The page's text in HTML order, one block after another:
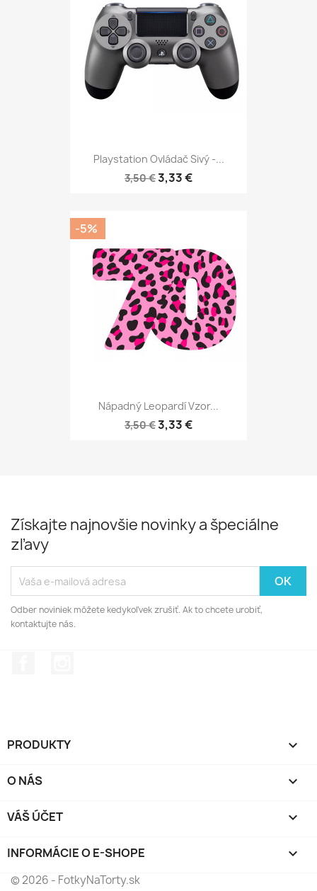
Playstation Ovládač Sivý -...
3,50 €3,33 €
Nápadný Leopardí Vzor...
3,50 €3,33 €
-5%
Získajte najnovšie novinky a špeciálne
zľavy
Odber noviniek môžete kedykoľvek zrušiť. Ak to chcete urobiť,
kontaktujte nás.
PRODUKTY 
O NÁS 
VÁŠ ÚČET 
INFORMÁCIE O E-SHOPE keyboard_arrow_down
© 2026 - FotkyNaTorty.sk